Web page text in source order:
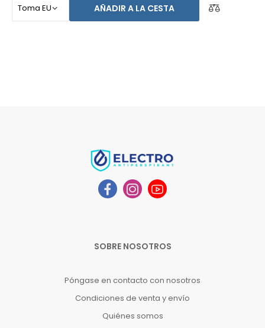
AÑADIR A LA CESTA
SOBRE NOSOTROS
Póngase en contacto con nosotros
Condiciones de venta y envío
Quiénes somos